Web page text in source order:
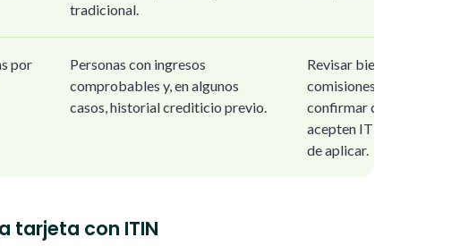
tradicional.
por
Personas con ingresos
comprobables y, en algunos
casos, historial crediticio previo.
Revisar bien tasas,
comisiones y
confirmar que
acepten ITIN antes
de aplicar.
tarjeta con ITIN